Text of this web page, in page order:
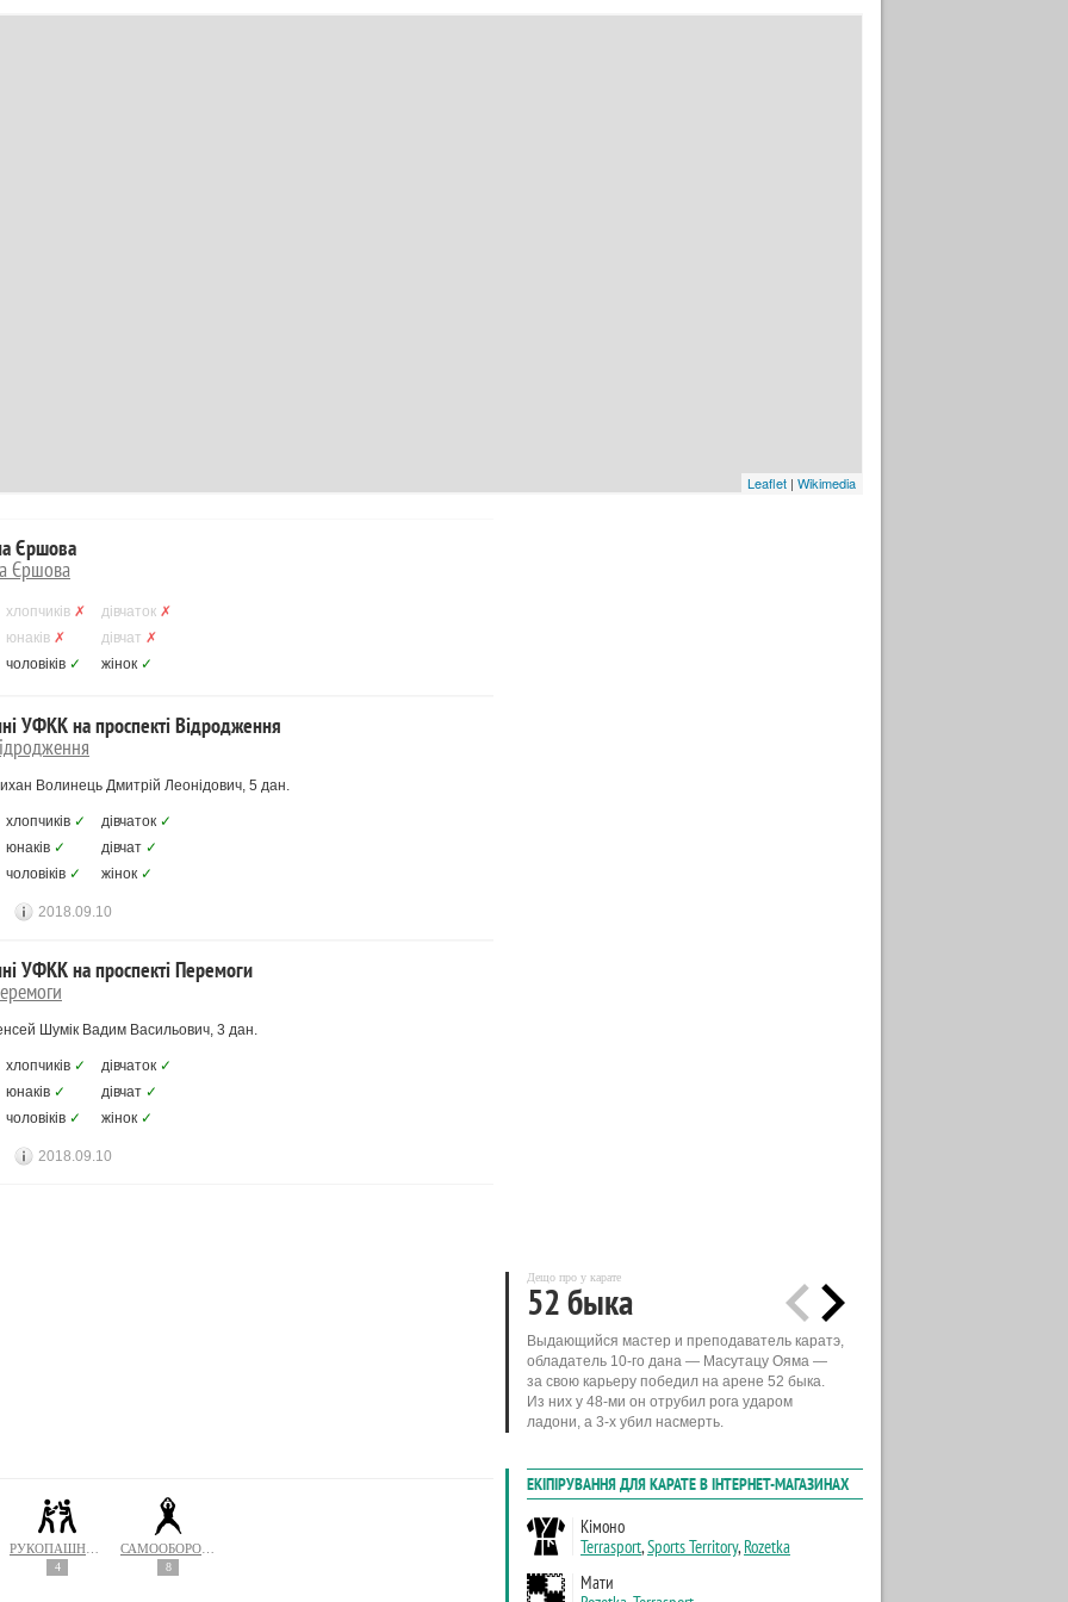
Leaflet | Wikimedia
Єршова
Єршова
хлопчиків ✗ дівчаток ✗
юнаків ✗ дівчат ✗
чоловіків ✓ жінок ✓
УФКК на проспекті Відродження
Волинець Дмитрій Леонідович, 5 дан.
хлопчиків ✓ дівчаток ✓
юнаків ✓ дівчат ✓
чоловіків ✓ жінок ✓
2018.09.10
УФКК на проспекті Перемоги
Шумік Вадим Васильович, 3 дан.
хлопчиків ✓ дівчаток ✓
юнаків ✓ дівчат ✓
чоловіків ✓ жінок ✓
2018.09.10
4 8
Дещо про у карате
52 быка
Выдающийся мастер и преподаватель каратэ,
обладатель 10-го дана — Масутацу Ояма —
за свою карьеру победил на арене 52 быка.
Из них у 48-ми он отрубил рога ударом
ладони, а 3-х убил насмерть.